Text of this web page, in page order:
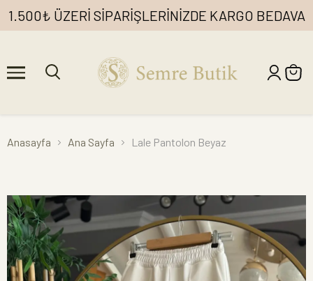
1.500₺ ÜZERİ SİPARİŞLERİNİZDE KARGO BEDAVA
Anasayfa Ana Sayfa Lale Pantolon Beyaz